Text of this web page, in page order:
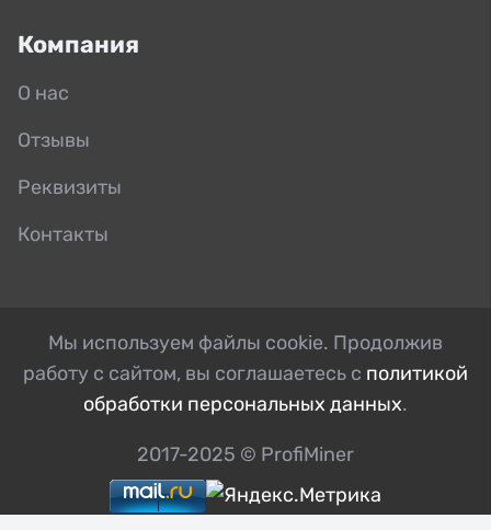
Компания
О нас
Отзывы
Реквизиты
Контакты
Мы используем файлы cookie. Продолжив
работу с сайтом, вы соглашаетесь с политикой
обработки персональных данных.
2017-2025 © ProfiMiner